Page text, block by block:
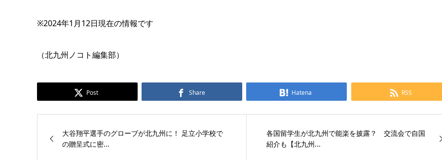
※2024年1月12日現在の情報です
（北九州ノコト編集部）
Post Share Hatena RSS
大谷翔平選手のグローブが北九州に！ 足立小学校で
の贈呈式に密...
各国留学生が北九州で能楽を披露？ 交流会で自国
紹介も【北九州...